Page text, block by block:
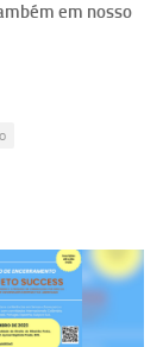
em nosso